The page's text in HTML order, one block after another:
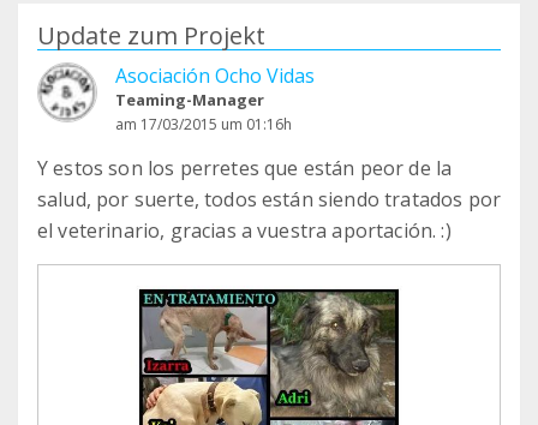
Update zum Projekt
Asociación Ocho Vidas
Teaming-Manager
am 17/03/2015 um 01:16h
Y estos son los perretes que están peor de la
salud, por suerte, todos están siendo tratados por
el veterinario, gracias a vuestra aportación. :)